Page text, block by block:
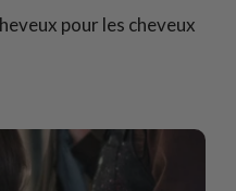
pour les cheveux